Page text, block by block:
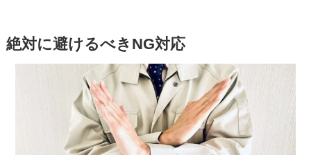
絶対に避けるべきNG対応